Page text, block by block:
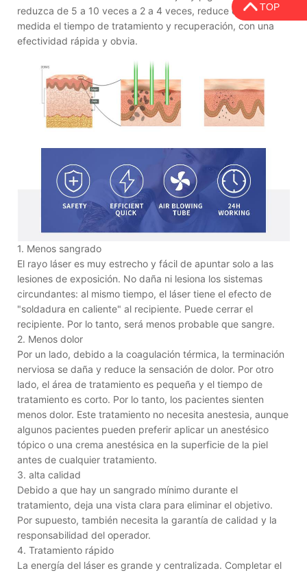
reduzca de 5 a 10 veces a 2 a 4 veces, reduce en gran
medida el tiempo de tratamiento y recuperación, con una
efectividad rápida y obvia.
1. Menos sangrado
El rayo láser es muy estrecho y fácil de apuntar solo a las
lesiones de exposición. No daña ni lesiona los sistemas
circundantes: al mismo tiempo, el láser tiene el efecto de
"soldadura en caliente" al recipiente. Puede cerrar el
recipiente. Por lo tanto, será menos probable que sangre.
2. Menos dolor
Por un lado, debido a la coagulación térmica, la terminación
nerviosa se daña y reduce la sensación de dolor. Por otro
lado, el área de tratamiento es pequeña y el tiempo de
tratamiento es corto. Por lo tanto, los pacientes sienten
menos dolor. Este tratamiento no necesita anestesia, aunque
algunos pacientes pueden preferir aplicar un anestésico
tópico o una crema anestésica en la superficie de la piel
antes de cualquier tratamiento.
3. alta calidad
Debido a que hay un sangrado mínimo durante el
tratamiento, deja una vista clara para eliminar el objetivo.
Por supuesto, también necesita la garantía de calidad y la
responsabilidad del operador.
4. Tratamiento rápido
La energía del láser es grande y centralizada. Completar el
TOP